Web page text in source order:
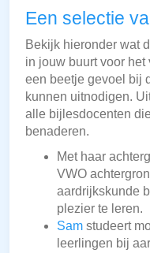
Een selectie
Bekijk hieronder wat
in jouw buurt voor
een beetje gevoel bij
kunnen uitnodigen.
alle bijlesdocenten
benaderen.
Met haar
VWO
aardrijkskunde
plezier te leren.
Sam studeert
leerlingen bij